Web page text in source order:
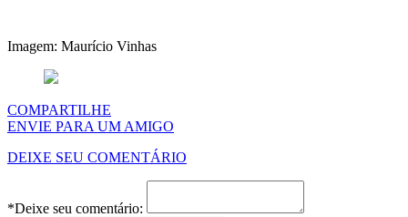
Imagem: Maurício Vinhas
COMPARTILHE
ENVIE PARA UM AMIGO
DEIXE SEU COMENTÁRIO
*Deixe seu comentário: